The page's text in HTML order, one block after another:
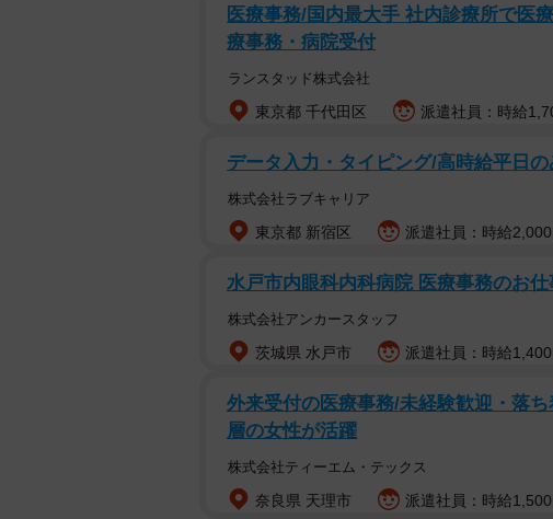
医療事務/国内最大手 社内診療所で医
療事務・病院受付
ランスタッド株式会社
東京都 千代田区 派遣社員：時給
データ入力・タイピング/高時給平日
株式会社ラブキャリア
東京都 新宿区 派遣社員：時給2,000
水戸市内眼科内科病院 医療事務のお仕
株式会社アンカースタッフ
茨城県 水戸市 派遣社員：時給1,400
外来受付の医療事務/未経験歓迎・落
層の女性が活躍
株式会社ティーエム・テックス
奈良県 天理市 派遣社員：時給1,500